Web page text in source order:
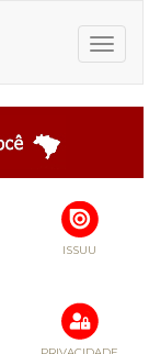
Toggle
ISSUU